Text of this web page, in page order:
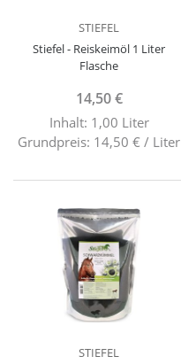
STIEFEL
Stiefel - Reiskeimöl 1 Liter
Flasche
14,50 €
Inhalt: 1,00 Liter
Grundpreis: 14,50 € / Liter
STIEFEL